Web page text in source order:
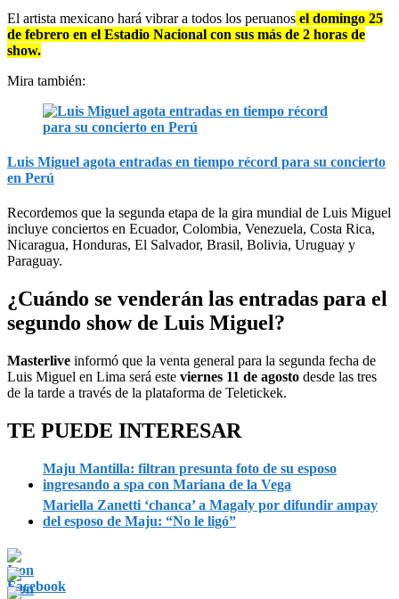
El artista mexicano hará vibrar a todos los peruanos el domingo 25
de febrero en el Estadio Nacional con sus más de 2 horas de
show.
Mira también:
Luis Miguel agota entradas en tiempo récord para su concierto
en Perú
Recordemos que la segunda etapa de la gira mundial de Luis Miguel
incluye conciertos en Ecuador, Colombia, Venezuela, Costa Rica,
Nicaragua, Honduras, El Salvador, Brasil, Bolivia, Uruguay y
Paraguay.
¿Cuándo se venderán las entradas para el
segundo show de Luis Miguel?
Masterlive informó que la venta general para la segunda fecha de
Luis Miguel en Lima será este viernes 11 de agosto desde las tres
de la tarde a través de la plataforma de Teletickek.
TE PUEDE INTERESAR
Maju Mantilla: filtran presunta foto de su esposo
ingresando a spa con Mariana de la Vega
Mariella Zanetti ‘chanca’ a Magaly por difundir ampay
del esposo de Maju: “No le ligó”